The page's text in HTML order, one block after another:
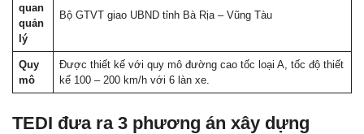
quan
quản
lý
Bộ GTVT giao UBND tỉnh Bà Rịa – Vũng Tàu
Quy
mô
Được thiết kế với quy mô đường cao tốc loại A, tốc độ thiết
kế 100 – 200 km/h với 6 làn xe.
TEDI đưa ra 3 phương án xây dựng